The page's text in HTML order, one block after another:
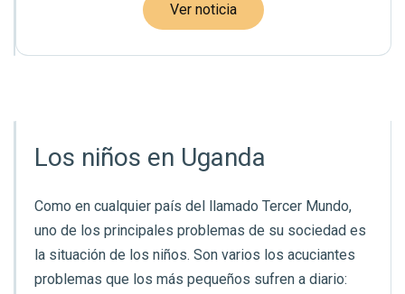
Ver noticia
Los niños en Uganda
Como en cualquier país del llamado Tercer Mundo,
uno de los principales problemas de su sociedad es
la situación de los niños. Son varios los acuciantes
problemas que los más pequeños sufren a diario: